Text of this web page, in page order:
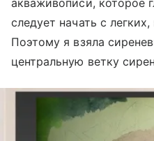
акваживописи, которое
следует начать с
Поэтому я взяла
центральную ветку